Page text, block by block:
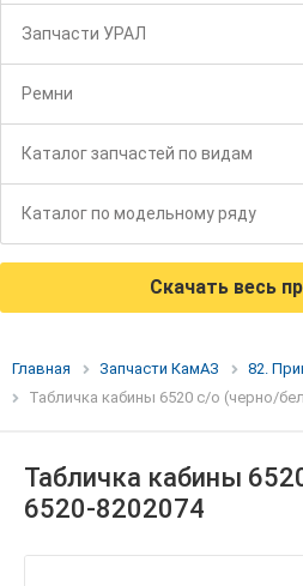
Запчасти УРАЛ
Ремни
Каталог запчастей по видам
Каталог по модельному ряду
Скачать весь
Главная Запчасти КамАЗ
82.
Табличка кабины 6520 с/о (черно/
Табличка кабины
6520-8202074